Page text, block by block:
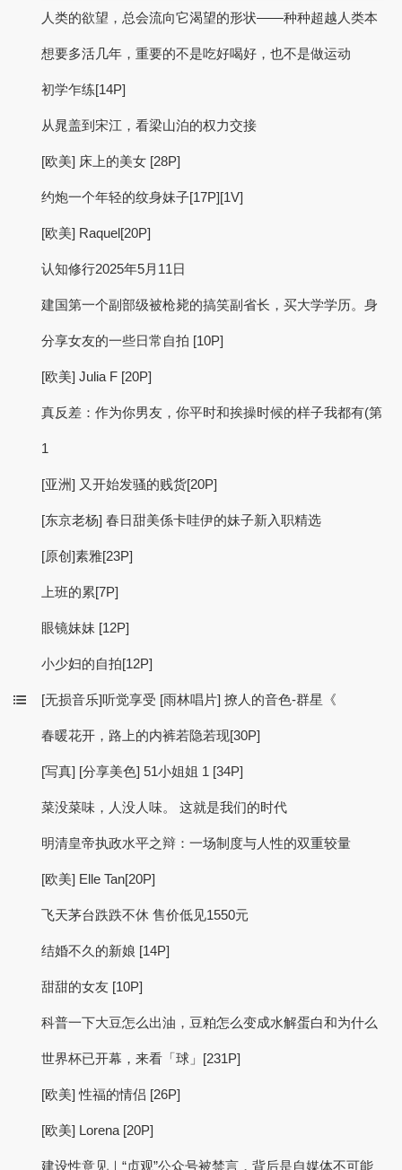
人类的欲望，总会流向它渴望的形状——种种超越人类本
想要多活几年，重要的不是吃好喝好，也不是做运动
初学乍练[14P]
从晁盖到宋江，看梁山泊的权力交接
[欧美] 床上的美女 [28P]
约炮一个年轻的纹身妹子[17P][1V]
[欧美] Raquel[20P]
认知修行2025年5月11日
建国第一个副部级被枪毙的搞笑副省长，买大学学历。身
分享女友的一些日常自拍 [10P]
[欧美] Julia F [20P]
真反差：作为你男友，你平时和挨操时候的样子我都有(第
1
[亚洲] 又开始发骚的贱货[20P]
[东京老杨] 春日甜美係卡哇伊的妹子新入职精选
[原创]素雅[23P]
上班的累[7P]
眼镜妹妹 [12P]
小少妇的自拍[12P]
[无损音乐]听觉享受 [雨林唱片] 撩人的音色-群星《
春暖花开，路上的内裤若隐若现[30P]
[写真] [分享美色] 51小姐姐 1 [34P]
菜没菜味，人没人味。 这就是我们的时代
明清皇帝执政水平之辩：一场制度与人性的双重较量
[欧美] Elle Tan[20P]
飞天茅台跌跌不休 售价低见1550元
结婚不久的新娘 [14P]
甜甜的女友 [10P]
科普一下大豆怎么出油，豆粕怎么变成水解蛋白和为什么
世界杯已开幕，来看「球」[231P]
[欧美] 性福的情侣 [26P]
[欧美] Lorena [20P]
建设性意见｜“贞观”公众号被禁言，背后是自媒体不可能